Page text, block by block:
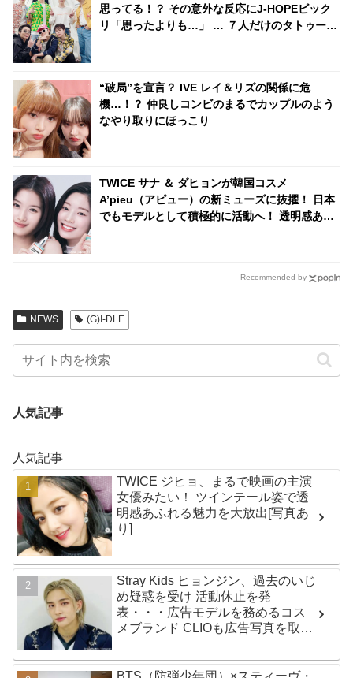
思ってる！？ その意外な反応にJ-HOPEビック
リ「思ったよりも…」 … ７人だけのタトゥー計
“破局”を宣言？ IVE レイ＆リズの関係に危
機…！？ 仲良しコンビのまるでカップルのよう
なやり取りにほっこり
TWICE サナ ＆ ダヒョンが韓国コスメ
A’pieu（アピュー）の新ミューズに抜擢！ 日本
でもモデルとして積極的に活動へ！ 透明感あふ
Recommended by
NEWS (G)I-DLE
人気記事
人気記事
TWICE ジヒョ、まるで映画の主演
女優みたい！ ツインテール姿で透
明感あふれる魅力を大放出[写真あ
り]
Stray Kids ヒョンジン、過去のいじ
め疑惑を受け 活動休止を発
表・・・広告モデルを務めるコス
メブランド CLIOも広告写真を取り